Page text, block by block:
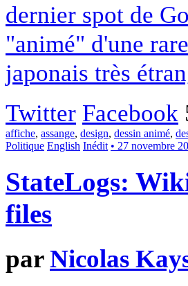
dernier spot de
"animé" d'une
japonais très
Twitter Facebook
affiche, assange, design, dessin animé,
Politique English Inédit • 27 novembre
StateLogs:
files
parNicolas